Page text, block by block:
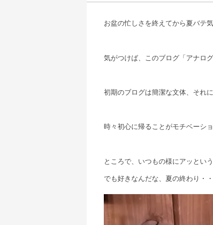
お盆の忙しさを終えてから夏バテ気
気がつけば、このブログ「アナロ
初期のブログは簡潔な文体、それ
時々初心に帰ることがモチベーシ
ところで、いつもの様にアッとい
でも好きなんだな、夏の終わり・・